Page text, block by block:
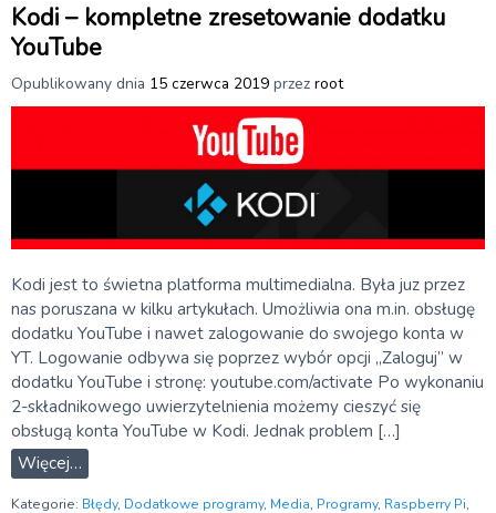
Kodi – kompletne zresetowanie dodatku
YouTube
Opublikowany dnia 15 czerwca 2019 przez root
Kodi jest to świetna platforma multimedialna. Była juz przez
nas poruszana w kilku artykułach. Umożliwia ona m.in. obsługę
dodatku YouTube i nawet zalogowanie do swojego konta w
YT. Logowanie odbywa się poprzez wybór opcji „Zaloguj” w
dodatku YouTube i stronę: youtube.com/activate Po wykonaniu
2-składnikowego uwierzytelnienia możemy cieszyć się
obsługą konta YouTube w Kodi. Jednak problem […]
Więcej…
Kategorie: Błędy, Dodatkowe programy, Media, Programy, Raspberry Pi,